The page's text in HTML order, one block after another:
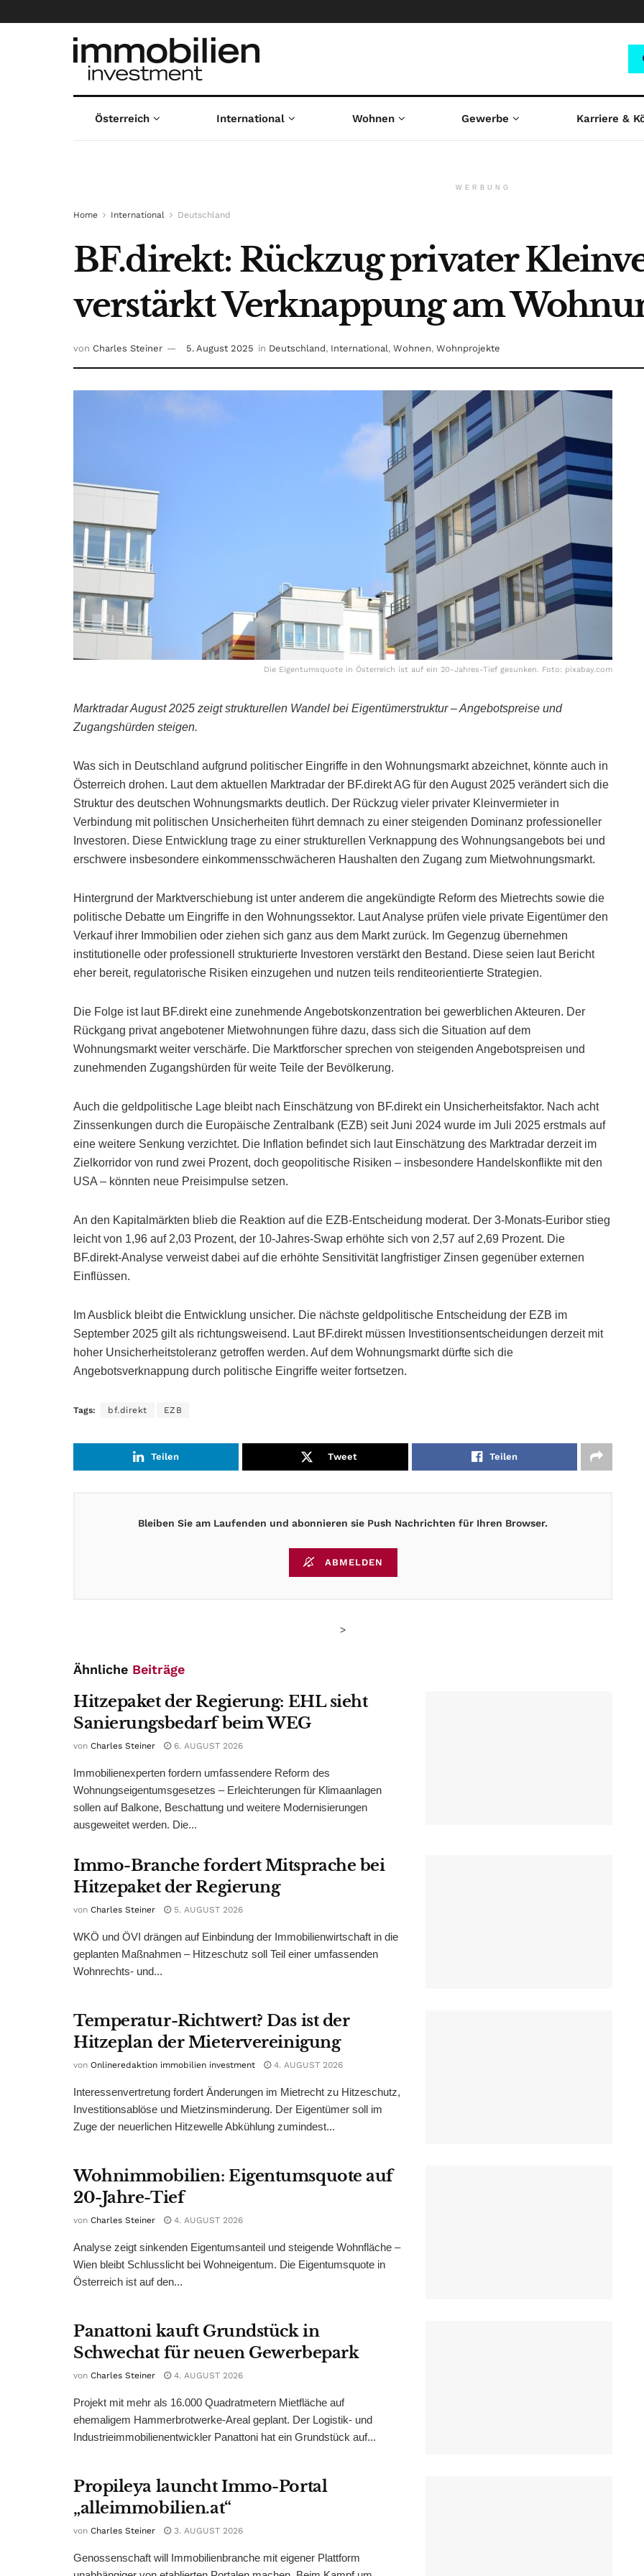
Österreich International Wohnen Gewerbe Karriere &
WERBUNG
Home International Deutschland
BF.direkt: Rückzug privater
verstärkt Verknappung am
von Charles Steiner 5. August 2025 in Deutschland, International, Wohnen, Wohnprojekte
Die Eigentumsquote in Österreich ist auf ein 20-Jahres-Tief gesunken. Foto: pixabay.com
Marktradar August 2025 zeigt strukturellen Wandel bei Eigentümerstruktur – Angebotspreise und
Zugangshürden steigen.
Was sich in Deutschland aufgrund politischer Eingriffe in den Wohnungsmarkt abzeichnet, könnte auch in
Österreich drohen. Laut dem aktuellen Marktradar der BF.direkt AG für den August 2025 verändert sich die
Struktur des deutschen Wohnungsmarkts deutlich. Der Rückzug vieler privater Kleinvermieter in
Verbindung mit politischen Unsicherheiten führt demnach zu einer steigenden Dominanz professioneller
Investoren. Diese Entwicklung trage zu einer strukturellen Verknappung des Wohnungsangebots bei und
erschwere insbesondere einkommensschwächeren Haushalten den Zugang zum Mietwohnungsmarkt.
Hintergrund der Marktverschiebung ist unter anderem die angekündigte Reform des Mietrechts sowie die
politische Debatte um Eingriffe in den Wohnungssektor. Laut Analyse prüfen viele private Eigentümer den
Verkauf ihrer Immobilien oder ziehen sich ganz aus dem Markt zurück. Im Gegenzug übernehmen
institutionelle oder professionell strukturierte Investoren verstärkt den Bestand. Diese seien laut Bericht
eher bereit, regulatorische Risiken einzugehen und nutzen teils renditeorientierte Strategien.
Die Folge ist laut BF.direkt eine zunehmende Angebotskonzentration bei gewerblichen Akteuren. Der
Rückgang privat angebotener Mietwohnungen führe dazu, dass sich die Situation auf dem
Wohnungsmarkt weiter verschärfe. Die Marktforscher sprechen von steigenden Angebotspreisen und
zunehmenden Zugangshürden für weite Teile der Bevölkerung.
Auch die geldpolitische Lage bleibt nach Einschätzung von BF.direkt ein Unsicherheitsfaktor. Nach acht
Zinssenkungen durch die Europäische Zentralbank (EZB) seit Juni 2024 wurde im Juli 2025 erstmals auf
eine weitere Senkung verzichtet. Die Inflation befindet sich laut Einschätzung des Marktradar derzeit im
Zielkorridor von rund zwei Prozent, doch geopolitische Risiken – insbesondere Handelskonflikte mit den
USA – könnten neue Preisimpulse setzen.
An den Kapitalmärkten blieb die Reaktion auf die EZB-Entscheidung moderat. Der 3-Monats-Euribor stieg
leicht von 1,96 auf 2,03 Prozent, der 10-Jahres-Swap erhöhte sich von 2,57 auf 2,69 Prozent. Die
BF.direkt-Analyse verweist dabei auf die erhöhte Sensitivität langfristiger Zinsen gegenüber externen
Einflüssen.
Im Ausblick bleibt die Entwicklung unsicher. Die nächste geldpolitische Entscheidung der EZB im
September 2025 gilt als richtungsweisend. Laut BF.direkt müssen Investitionsentscheidungen derzeit mit
hoher Unsicherheitstoleranz getroffen werden. Auf dem Wohnungsmarkt dürfte sich die
Angebotsverknappung durch politische Eingriffe weiter fortsetzen.
Tags: bf.direkt EZB
Teilen Tweet Teilen
Bleiben Sie am Laufenden und abonnieren sie Push Nachrichten für Ihren Browser.
ABMELDEN
>
Ähnliche Beiträge
Hitzepaket der Regierung: EHL sieht
Sanierungsbedarf beim WEG
von Charles Steiner 6. AUGUST 2026
Immobilienexperten fordern umfassendere Reform des
Wohnungseigentumsgesetzes – Erleichterungen für Klimaanlagen
sollen auf Balkone, Beschattung und weitere Modernisierungen
ausgeweitet werden. Die...
Immo-Branche fordert Mitsprache bei
Hitzepaket der Regierung
von Charles Steiner 5. AUGUST 2026
WKÖ und ÖVI drängen auf Einbindung der Immobilienwirtschaft in die
geplanten Maßnahmen – Hitzeschutz soll Teil einer umfassenden
Wohnrechts- und...
Temperatur-Richtwert? Das ist der
Hitzeplan der Mietervereinigung
von Onlineredaktion immobilien investment 4. AUGUST 2026
Interessenvertretung fordert Änderungen im Mietrecht zu Hitzeschutz,
Investitionsablöse und Mietzinsminderung. Der Eigentümer soll im
Zuge der neuerlichen Hitzewelle Abkühlung zumindest...
Wohnimmobilien: Eigentumsquote auf
20-Jahre-Tief
von Charles Steiner 4. AUGUST 2026
Analyse zeigt sinkenden Eigentumsanteil und steigende Wohnfläche –
Wien bleibt Schlusslicht bei Wohneigentum. Die Eigentumsquote in
Österreich ist auf den...
Panattoni kauft Grundstück in
Schwechat für neuen Gewerbepark
von Charles Steiner 4. AUGUST 2026
Projekt mit mehr als 16.000 Quadratmetern Mietfläche auf
ehemaligem Hammerbrotwerke-Areal geplant. Der Logistik- und
Industrieimmobilienentwickler Panattoni hat ein Grundstück auf...
Propileya launcht Immo-Portal
„alleimmobilien.at“
von Charles Steiner 3. AUGUST 2026
Genossenschaft will Immobilienbranche mit eigener Plattform